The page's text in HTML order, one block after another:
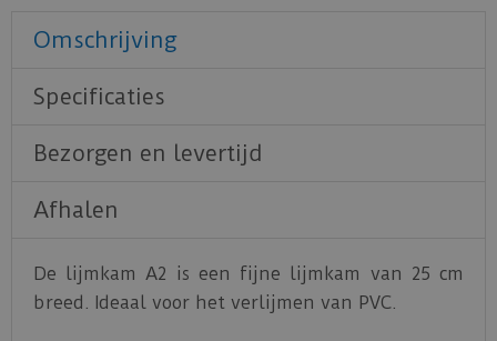
Omschrijving
Specificaties
Bezorgen en levertijd
Afhalen
De lijmkam A2 is een fijne lijmkam van 25 cm
breed. Ideaal voor het verlijmen van PVC.